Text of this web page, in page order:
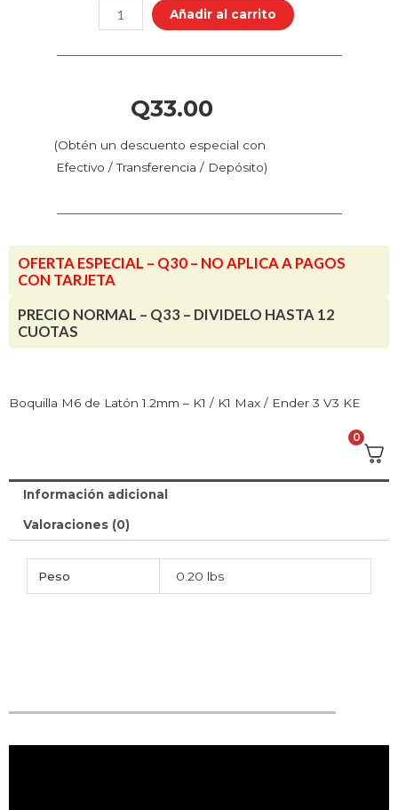
1.2mm
-
K1
/
Ender
Añadir al carrito
Q33.00
(Obtén un descuento especial con
Efectivo / Transferencia / Depósito)
OFERTA ESPECIAL – Q30 – NO APLICA A PAGOS
CON TARJETA
PRECIO NORMAL – Q33 – DIVIDELO HASTA 12
CUOTAS
Boquilla M6 de Latón 1.2mm – K1 / K1 Max / Ender 3 V3 KE
Información adicional
Valoraciones (0)
Peso 0.20 lbs
0